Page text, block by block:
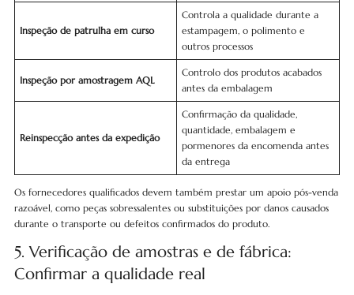
Inspeção de patrulha em curso
Controla a qualidade durante a
estampagem, o polimento e
outros processos
Inspeção por amostragem AQL
Controlo dos produtos acabados
antes da embalagem
Reinspecção antes da expedição
Confirmação da qualidade,
quantidade, embalagem e
pormenores da encomenda antes
da entrega
Os fornecedores qualificados devem também prestar um apoio pós-venda
razoável, como peças sobressalentes ou substituições por danos causados
durante o transporte ou defeitos confirmados do produto.
5. Verificação de amostras e de fábrica:
Confirmar a qualidade real